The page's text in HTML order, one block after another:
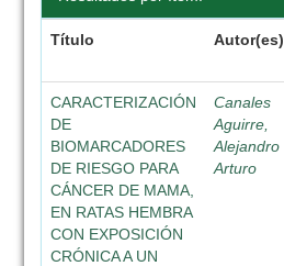
Título Autor(es)
CARACTERIZACIÓN
DE
BIOMARCADORES
DE RIESGO PARA
CÁNCER DE MAMA,
EN RATAS HEMBRA
CON EXPOSICIÓN
CRÓNICA A UN
Canales
Aguirre,
Alejandro
Arturo